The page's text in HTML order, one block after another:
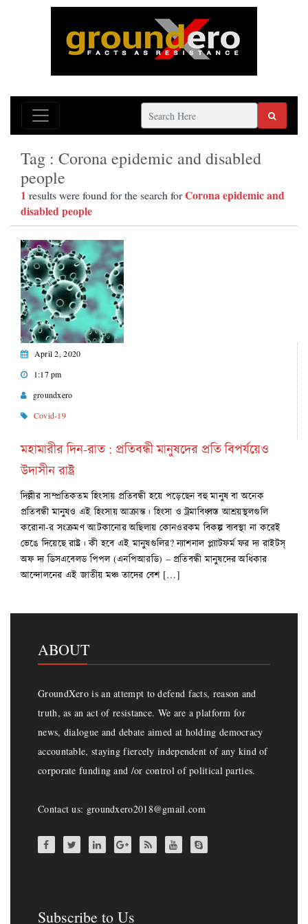
Tag : Corona epidemic and disabled
people
1 results were found for the search forCorona epidemic and
disabled people
April 2, 2020
1:17 pm
groundxero
Covid-19
মহামারীর দিন-রাত : প্রতিবন্ধী মানুষদের প্রতি বিপর্যয়েও
উদাসীন রাষ্ট্র
দিল্লীর সাম্প্রতিকতম হিংসায় প্রতিবন্ধী হয়ে পড়েছেন বহু মানুষ বা অনেক
প্রতিবন্ধী মানুষও এই হিংসায় আক্রান্ত। হিংসা ও ট্রমাবিধ্বস্ত আশ্রয়স্থলগুলি
করোনা-র সংক্রমণ আটকানোর অছিলায় কোনওরকম বিকল্প ব্যবস্থা না করেই
ভেঙে দিয়েছে রাষ্ট্র। কী হবে এই মানুষগুলির? ন্যাশনাল প্ল্যাটফর্ম ফর দ্য রাইটস্‌
অফ দ্য ডিসএবেলড পিপল (এনপিআরডি) – প্রতিবন্ধী মানুষদের অধিকার
আন্দোলনের এই জাতীয় মঞ্চ তাদের বেশ […]
ABOUT
GroundXero is an attempt to defend facts, reason and
truth, as an act of resistance. We are a platform for
news, dialogue and debate aimed at holding democracy
accountable, staying fiercely independent of any kind of
corporate funding and /or control of political parties.
Contact us: groundxero2018@gmail.com
Subscribe to Us